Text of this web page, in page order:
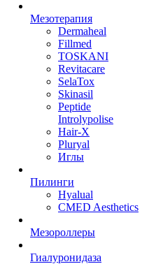
Мезотерапия
Dermaheal
Fillmed
TOSKANI
Revitacare
SelaTox
Skinasil
Peptide
Introlypolise
Hair-X
Pluryal
Иглы
Пилинги
Hyalual
CMED Aesthetics
Мезороллеры
Гиалуронидаза